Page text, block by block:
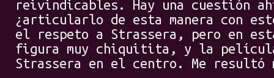
reivindicables. Hay una cuestión
¿articularlo de esta manera con
el respeto a Strassera, pero en
figura muy chiquitita, y la
Strassera en el centro. Me resultó